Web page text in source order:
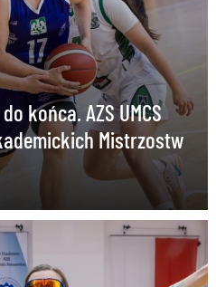
końca. AZS UMCS
Mistrzostw